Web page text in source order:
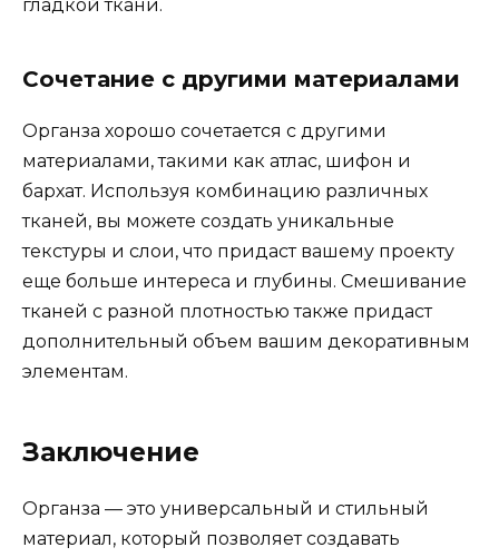
гладкой ткани.
Сочетание с другими материалами
Органза хорошо сочетается с другими
материалами, такими как атлас, шифон и
бархат. Используя комбинацию различных
тканей, вы можете создать уникальные
текстуры и слои, что придаст вашему проекту
еще больше интереса и глубины. Смешивание
тканей с разной плотностью также придаст
дополнительный объем вашим декоративным
элементам.
Заключение
Органза — это универсальный и стильный
материал, который позволяет создавать